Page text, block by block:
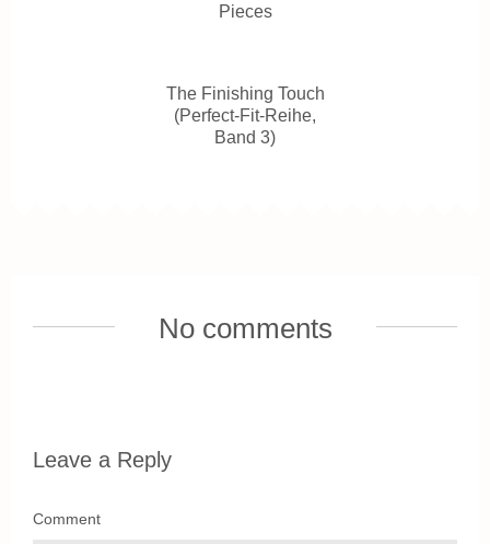
Pieces
The Finishing Touch
(Perfect-Fit-Reihe,
Band 3)
No comments
Leave a Reply
Comment